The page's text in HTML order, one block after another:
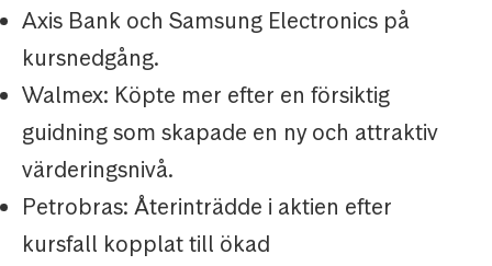
Axis Bank och Samsung Electronics på
kursnedgång.
Walmex: Köpte mer efter en försiktig
guidning som skapade en ny och attraktiv
värderingsnivå.
Petrobras: Återinträdde i aktien efter
kursfall kopplat till ökad